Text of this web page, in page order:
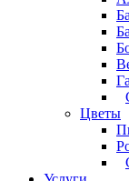
Цветы